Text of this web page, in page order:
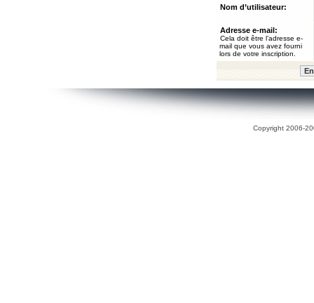
Nom d’utilisateur:
Adresse e-mail:
Cela doit être l’adresse e-
mail que vous avez fourni
lors de votre inscription.
Copyright 2006-